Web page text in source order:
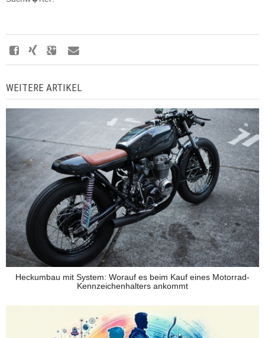
WEITERE ARTIKEL
Heckumbau mit System: Worauf es beim Kauf eines Motorrad-
Kennzeichenhalters ankommt